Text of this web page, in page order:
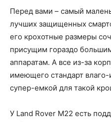
Перед вами – самый
лучших защищенных
его крохотные размеры
присущим гораздо
аппаратам. А все из-за
имеющего стандарт
супер-емкой для такой
У Land Rover M22 есть